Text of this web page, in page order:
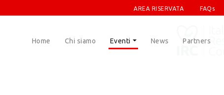
AREA RISERVATA FAQs
Home Chi siamo Eventi News Partners